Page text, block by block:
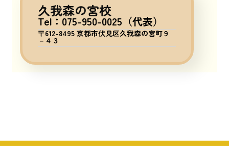
久我森の宮校
Tel：075-950-0025（代表）
〒612-8495 京都市伏見区久我森の宮町９
－４３